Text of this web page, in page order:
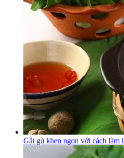
Gật gù khen ngon với cách làm